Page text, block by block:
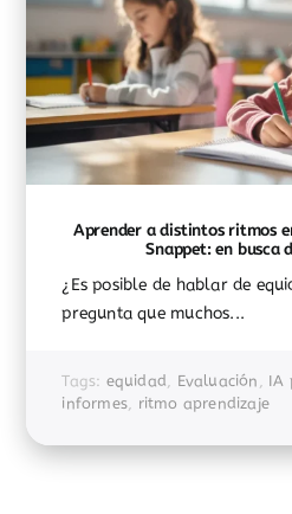
Aprender a distintos ritmos
Snappet: en busca
¿Es posible de hablar de
pregunta que muchos...
Tags: equidad, Evaluación, IA
informes, ritmo aprendizaje